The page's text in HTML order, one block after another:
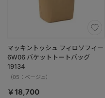
マッキントッシュ フィロソフィー
6W06 バケットトートバッグ
19134
（05：ベージュ）
￥18,700